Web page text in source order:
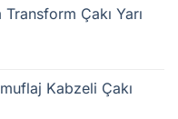
Çakı Yarı
Kabzeli Çakı